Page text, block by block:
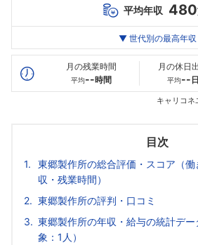
平均年収 480
最高年収
20代
480万
30代
--
▼ 世代別の最高年収
月の残業時間
平均--時間
月の休日
平均-- 日
キャリコネ
目次
東郷製作所の総合評価・スコア（
収・残業時間）
東郷製作所の評判・口コミ
東郷製作所の年収・給与の統計デ
象：1人）